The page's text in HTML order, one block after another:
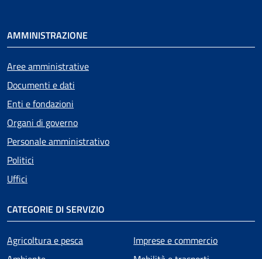
AMMINISTRAZIONE
Aree amministrative
Documenti e dati
Enti e fondazioni
Organi di governo
Personale amministrativo
Politici
Uffici
CATEGORIE DI SERVIZIO
Agricoltura e pesca
Imprese e commercio